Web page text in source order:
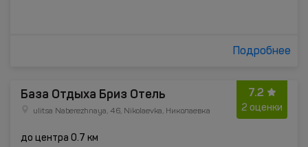
Подробнее
7.2
2 оценки
База Отдыха Бриз Отель
ulitsa Naberezhnaya, 46, Nikolaevka, Николаевка
до центра 0.7 км